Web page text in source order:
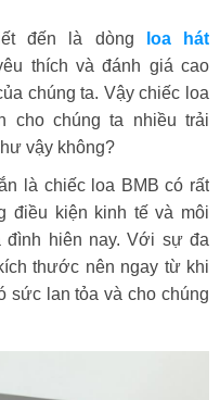
đến là dòng
loa hát
thích và đánh giá cao
chúng ta. Vậy chiếc loa
cho chúng ta nhiều trải
vậy không?
là chiếc loa BMB có rất
điều kiện kinh tế và môi
đình hiên nay. Với sự đa
thước nên ngay từ khi
sức lan tỏa và cho chúng